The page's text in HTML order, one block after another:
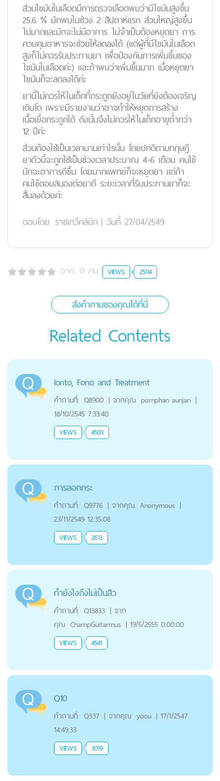
ส่วนไขมันในเลือดมีการตรวจเลือดพบว่ามีไขมันสูงขึ้น
25.6 % มักพบในช่วง 2 สัปดาห์แรก ส่วนใหญ่สูงขึ้น
ไม่มากและมักจะไม่มีอาการ ไม่จำเป็นต้องหยุดยา การ
ควบคุมอาหารจะช่วยให้ลดลงได้ (แต่ผู้ที่มีไขมันในเลือด
สูงก็ไม่ควรรับประทานยา เพื่อป้องกันการเพิ่มขึ้นของ
ไขมันในเลือดค่ะ) และถ้าพบว่าเพิ่มขึ้นมาก เมื่อหยุดยา
ไขมันก็จะลดลงได้ค่ะ
ยานี้ไม่ควรให้ในเด็กที่กระดูกยังอยู่ในวัยที่ยังต้องเจริญ
เติบโต เพราะมีรายงานว่าอาจทำให้หยุดการสร้าง
เนื้อเยื่อกระดูกได้ ดังนั้นจึงไม่ควรให้ในเด็กอายุต่ำกว่า
12 ปีค่ะ
ส่วนต้องใช้เป็นเวลานานเท่าไรนั้น โดยปกติตามทฤษฏี
ยาตัวนี้จะถูกใช้เป็นช่วงเวลาประมาณ 4-6 เดือน คนไข้
มักจะอาการดีขึ้น โดยมากแพทย์ก็จะหยุดยา แต่ถ้า
คนไข้ตอบสนองต่อยาดี ระยะเวลาที่รับประทานยาก็จะ
สั้นลงด้วยค่ะ
ตอบโดย: ราชเทวีคลินิก | วันที่ 27/04/2549
จาก: 0 คน VIEWS 2504
ส่งคำถามของคุณได้ที่นี่
Related Contents
Ionto, Fono and Treatment
คำถามที่: Q8900 | จากคุณ pornphan aunjan |
18/10/2545 7:33:40
VIEWS 4503
การลอกกระ
คำถามที่: Q9776 | จากคุณ Anonymous |
23/11/2549 12:35:08
VIEWS 2613
ทำยังไงถึงไม่เป็นสิว
คำถามที่: Q13833 | จาก
คุณ ChampGuitarmus | 19/5/2555 0:00:00
VIEWS 4541
Q10
คำถามที่: Q337 | จากคุณ yoou | 17/1/2547
14:49:33
VIEWS 3019